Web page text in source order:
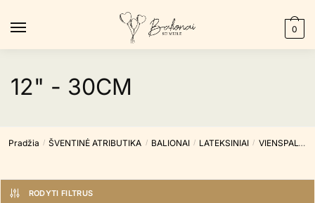
0
12" - 30CM
Pradžia / ŠVENTINĖ ATRIBUTIKA / BALIONAI / LATEKSINIAI / VIENSPALVIAI
RODYTI FILTRUS